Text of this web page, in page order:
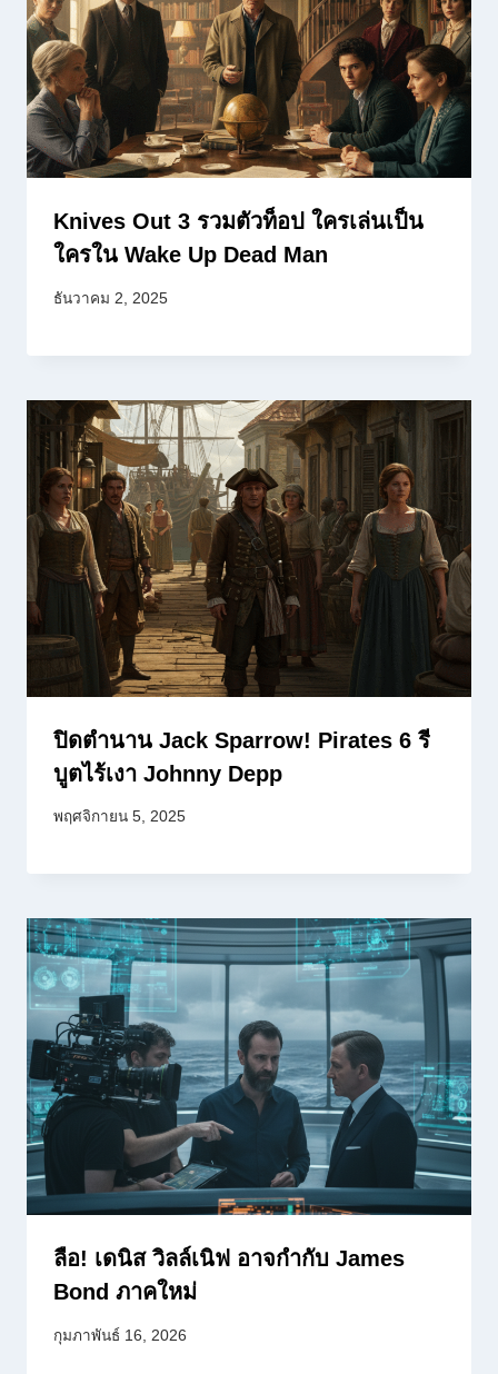
Knives Out 3 รวมตัวท็อป ใครเล่นเป็น
ใครใน Wake Up Dead Man
ธันวาคม 2, 2025
ปิดตำนาน Jack Sparrow! Pirates 6 รี
บูตไร้เงา Johnny Depp
พฤศจิกายน 5, 2025
ลือ! เดนิส วิลล์เนิฟ อาจกำกับ James
Bond ภาคใหม่
กุมภาพันธ์ 16, 2026